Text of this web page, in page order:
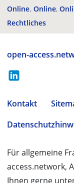
Online Online
Rechtliches
open-
Kontakt
Für allgemeine
access.network,
Ihnen gerne